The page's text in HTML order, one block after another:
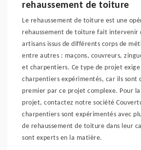
rehaussement de toiture
Le rehaussement de toiture est une
rehaussement de toiture fait intervenir
artisans issus de différents corps de
entre autres : maçons, couvreurs,
et charpentiers. Ce type de projet
charpentiers expérimentés, car ils sont
premier par ce projet complexe. Pour
projet, contactez notre société
charpentiers sont expérimentés avec
de rehaussement de toiture dans leur
sont experts en la matière.